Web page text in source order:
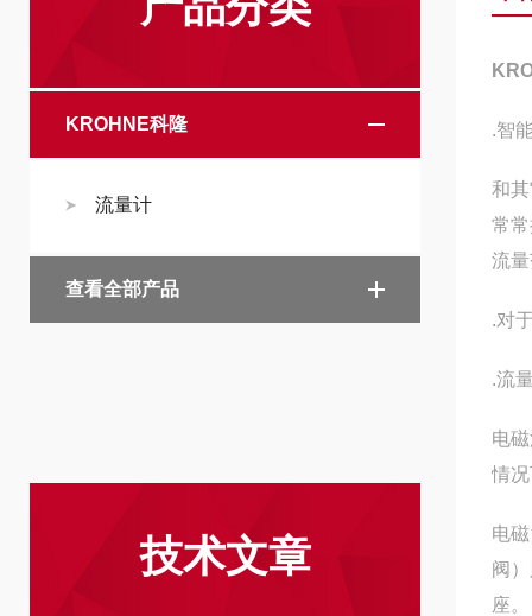
KROHNE科隆
流量计
查看全部产品
技术文章
.智
和
常
流
.对
.流
电
情
电
阀
座。